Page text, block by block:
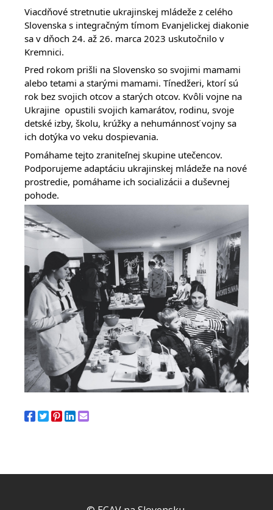
Viacdňové stretnutie ukrajinskej mládeže z celého
Slovenska s integračným tímom Evanjelickej diakonie
sa v dňoch 24. až 26. marca 2023 uskutočnilo v
Kremnici.
Pred rokom prišli na Slovensko so svojimi mamami
alebo tetami a starými mamami. Tínedžeri, ktorí sú
rok bez svojich otcov a starých otcov. Kvôli vojne na
Ukrajine  opustili svojich kamarátov, rodinu, svoje
detské izby, školu, krúžky a nehumánnosť vojny sa
ich dotýka vo veku dospievania.
Pomáhame tejto zraniteľnej skupine utečencov.
Podporujeme adaptáciu ukrajinskej mládeže na nové
prostredie, pomáhame ich socializácii a duševnej
pohode.